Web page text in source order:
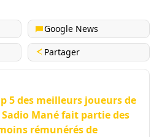
Google News
Partager
5 des meilleurs joueurs de
Mané fait partie des
rémunérés de